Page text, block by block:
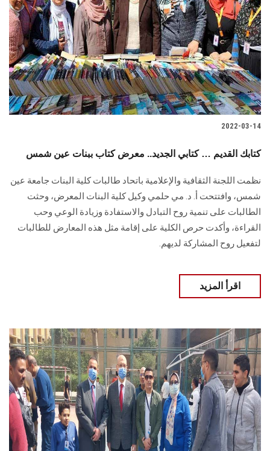
2022-03-14
كتابك القديم … كتابي الجديد.. معرض كتاب ببنات عين شمس
نظمت اللجنة الثقافية والإعلامية باتحاد طالبات كلية البنات جامعة عين
شمس، وافتتحت أ. د. مي حلمي وكيل كلية البنات المعرض، وحثت
الطالبات على تنمية روح التبادل والاستفادة وزيادة الوعي وحب
القراءة، وأكدت حرص الكلية على إقامة مثل هذه المعارض للطالبات
لتفعيل روح المشاركة لديهم.
اقرأ المزيد